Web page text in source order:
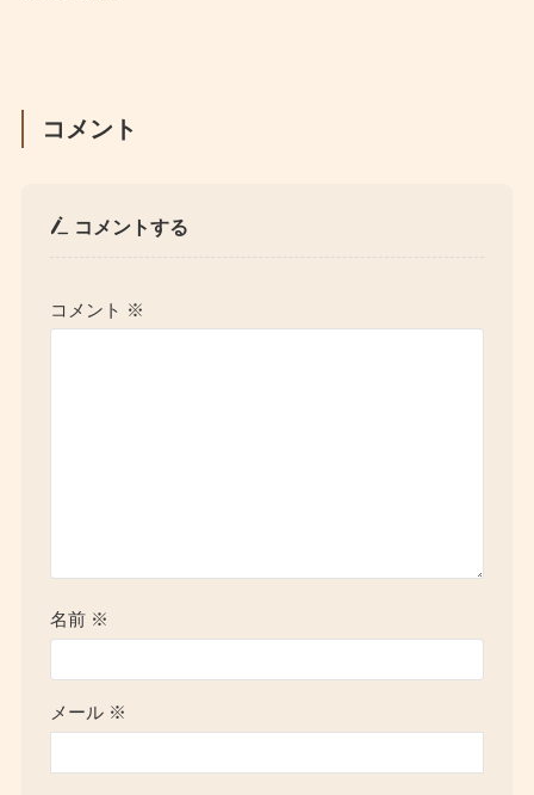
コメント
コメントする
コメント ※
名前 ※
メール ※